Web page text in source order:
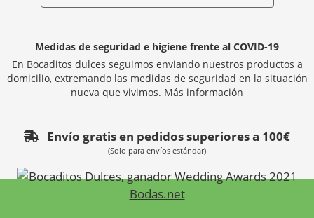
Medidas de seguridad e higiene frente al COVID-19
En Bocaditos dulces seguimos enviando nuestros productos a
domicilio, extremando las medidas de seguridad en la situación
nueva que vivimos. Más información
Envío gratis en pedidos superiores a 100€
(Solo para envíos estándar)